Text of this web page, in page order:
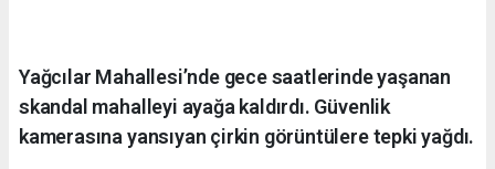
Yağcılar Mahallesi’nde gece saatlerinde yaşanan
skandal mahalleyi ayağa kaldırdı. Güvenlik
kamerasına yansıyan çirkin görüntülere tepki yağdı.